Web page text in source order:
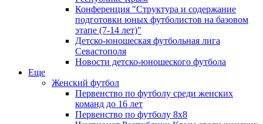
Конференция "Структура и содержание
подготовки юных футболистов на базовом
этапе (7-14 лет)"
Детско-юношеская футбольная лига
Севастополя
Новости детско-юношеского футбола
Еще
Женский футбол
Первенство по футболу среди женских
команд до 16 лет
Первенство по футболу 8х8